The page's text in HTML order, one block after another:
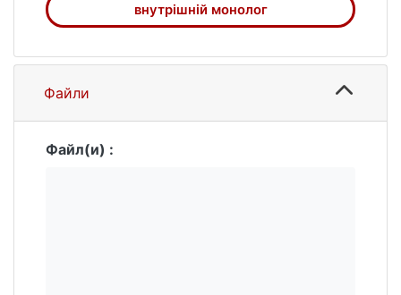
внутрішній монолог
Файли
Файл(и) :